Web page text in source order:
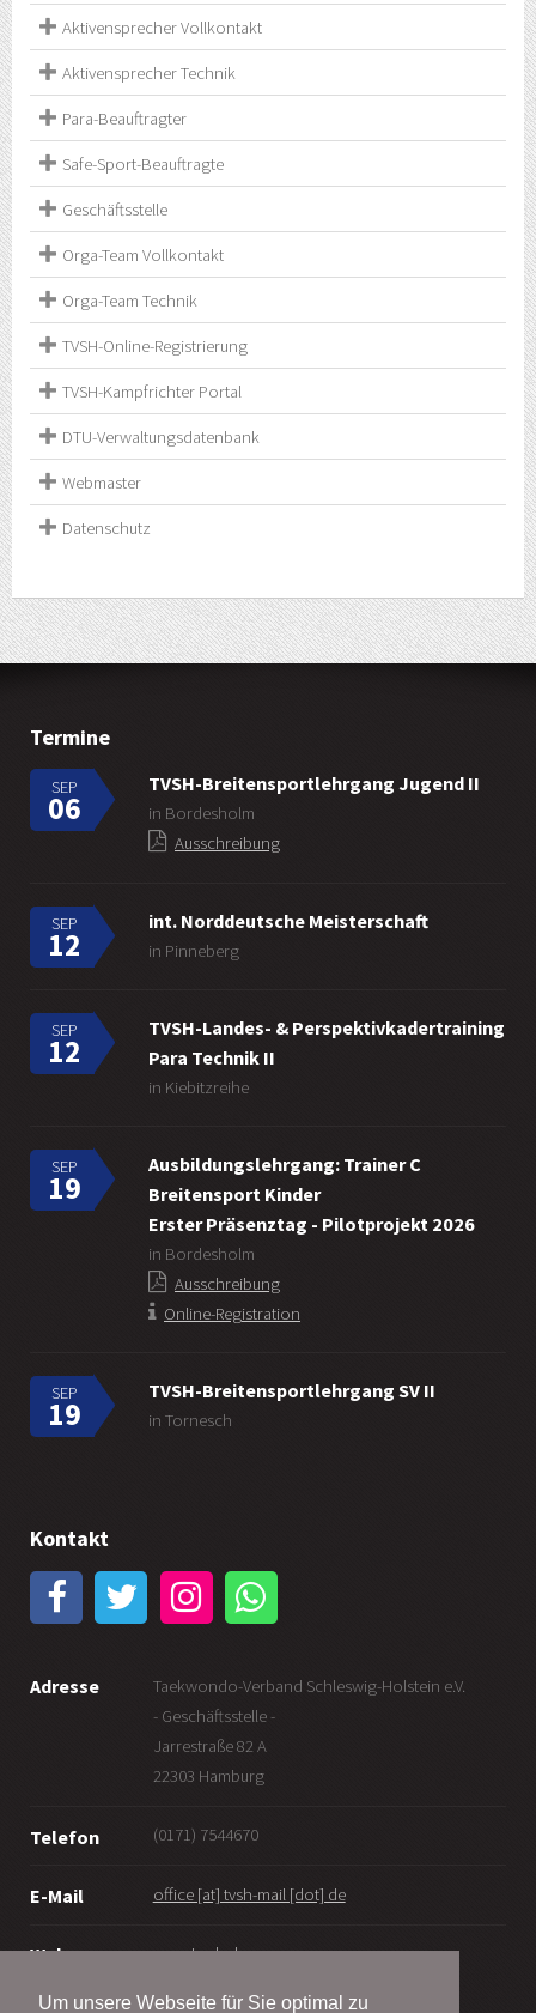
Um unsere Webseite für Sie optimal zu
Aktivensprecher Vollkontakt
Aktivensprecher Technik
Para-Beauftragter
Safe-Sport-Beauftragte
Geschäftsstelle
Orga-Team Vollkontakt
Orga-Team Technik
TVSH-Online-Registrierung
TVSH-Kampfrichter Portal
DTU-Verwaltungsdatenbank
Webmaster
Datenschutz
Termine
SEP
06
TVSH-Breitensportlehrgang Jugend II
in Bordesholm
Ausschreibung
SEP
12
int. Norddeutsche Meisterschaft
in Pinneberg
SEP
12
TVSH-Landes- & Perspektivkadertraining
Para Technik II
in Kiebitzreihe
SEP
19
Ausbildungslehrgang: Trainer C
Breitensport Kinder
Erster Präsenztag - Pilotprojekt 2026
in Bordesholm
Ausschreibung
Online-Registration
SEP
19
TVSH-Breitensportlehrgang SV II
in Tornesch
Kontakt
Adresse
Taekwondo-Verband Schleswig-Holstein e.V.
- Geschäftsstelle -
Jarrestraße 82 A
22303 Hamburg
Telefon (0171) 7544670
E-Mail office [at] tvsh-mail [dot] de
Web www.tv-sh.de